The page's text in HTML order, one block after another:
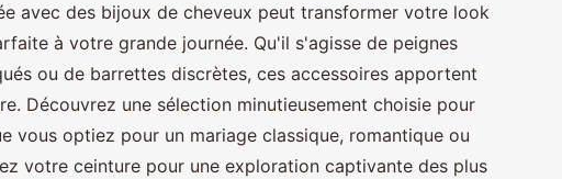
avec des bijoux de cheveux peut transformer votre look
à votre grande journée. Qu'il s'agisse de peignes
ou de barrettes discrètes, ces accessoires apportent
Découvrez une sélection minutieusement choisie pour
vous optiez pour un mariage classique, romantique ou
votre ceinture pour une exploration captivante des plus